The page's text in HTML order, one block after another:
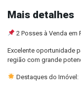
Mais detalhes
2 Posses à Venda em
Excelente oportunidade
região com grande
Destaques do Imóvel: